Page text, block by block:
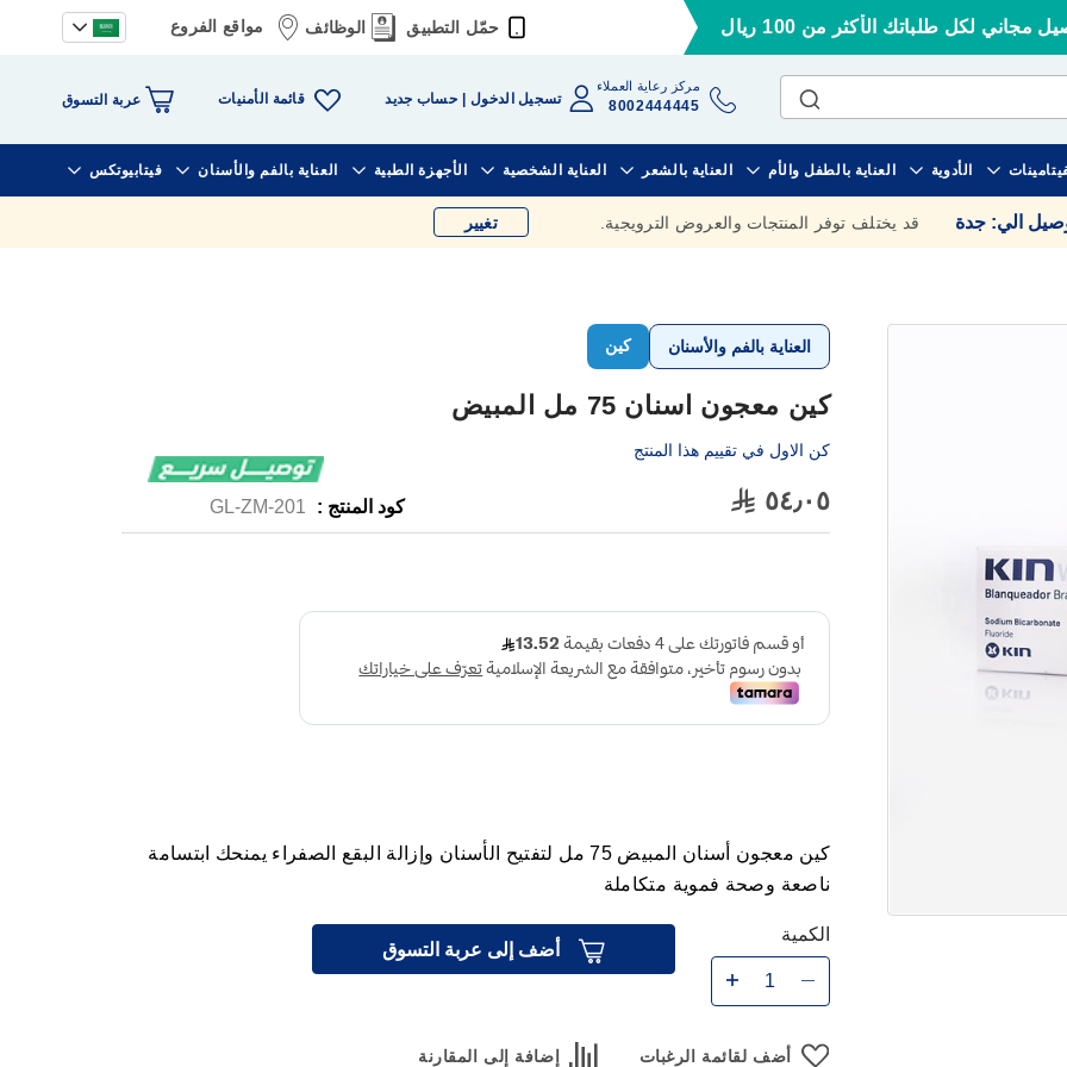
مجاني لكل طلباتك الأكثر من 100 ريال حمّل التطبيق الوظائف مواقع الفروع
مركز رعاية العملاء
8002444445 تسجيل الدخول حساب جديد قائمة الأمنيات عربة التسوق
الأدوية العناية بالطفل والأم العناية بالشعر العناية الشخصية الأجهزة الطبية العناية بالفم والأسنان فيتابيوتكس
الي: جدة قد يختلف توفر المنتجات والعروض الترويجية. تغيير
العناية بالفم والأسنان كين
كين معجون اسنان 75 مل المبيض
كن الاول في تقييم هذا المنتج
٥٤٫٠٥ كود المنتج : GL-ZM-201
كين معجون أسنان المبيض 75 مل لتفتيح الأسنان وإزالة البقع الصفراء يمنحك ابتسامة
ناصعة وصحة فموية متكاملة
الكمية
أضف إلى عربة التسوق
أضف لقائمة الرغبات إضافة إلى المقارنة